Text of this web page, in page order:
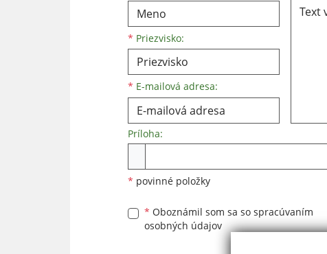
* Priezvisko:
* E-mailová adresa:
Príloha:
* povinné položky
* Oboznámil som sa so spracúvaním
osobných údajov